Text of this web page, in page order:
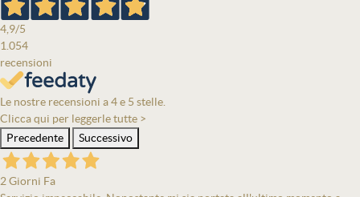
4,9/5
1.054
recensioni
Le nostre recensioni a 4 e 5 stelle.
Clicca qui per leggerle tutte >
Precedente
Successivo
2 Giorni Fa